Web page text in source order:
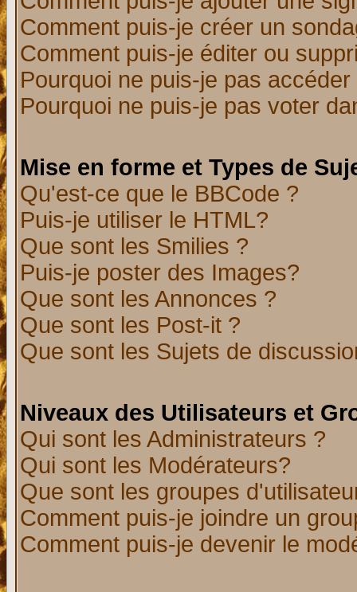
Comment puis-je créer un
Comment puis-je éditer ou
Pourquoi ne puis-je pas
Pourquoi ne puis-je pas voter
Mise en forme et Types de
Qu'est-ce que le BBCode ?
Puis-je utiliser le HTML?
Que sont les Smilies ?
Puis-je poster des Images?
Que sont les Annonces ?
Que sont les Post-it ?
Que sont les Sujets de
Niveaux des Utilisateurs et
Qui sont les Administrateurs ?
Qui sont les Modérateurs?
Que sont les groupes
Comment puis-je joindre un
Comment puis-je devenir le